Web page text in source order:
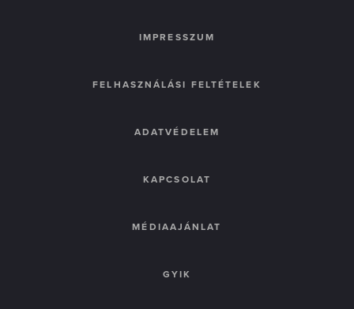
IMPRESSZUM
FELHASZNÁLÁSI FELTÉTELEK
ADATVÉDELEM
KAPCSOLAT
MÉDIAAJÁNLAT
GYIK